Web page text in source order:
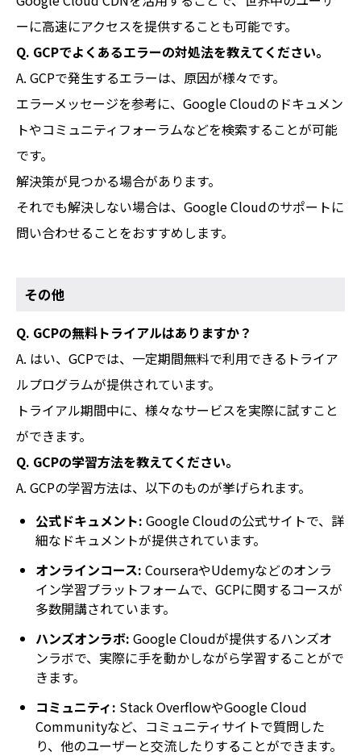
ーに高速にアクセスを提供することも可能です。
Q. GCPでよくあるエラーの対処法を教えてください。
A. GCPで発生するエラーは、原因が様々です。
エラーメッセージを参考に、Google Cloudのドキュメン
トやコミュニティフォーラムなどを検索することが可能
です。
解決策が見つかる場合があります。
それでも解決しない場合は、Google Cloudのサポートに
問い合わせることをおすすめします。
その他
Q. GCPの無料トライアルはありますか？
A. はい、GCPでは、一定期間無料で利用できるトライア
ルプログラムが提供されています。
トライアル期間中に、様々なサービスを実際に試すこと
ができます。
Q. GCPの学習方法を教えてください。
A. GCPの学習方法は、以下のものが挙げられます。
公式ドキュメント: Google Cloudの公式サイトで、詳
細なドキュメントが提供されています。
オンラインコース: CourseraやUdemyなどのオンラ
イン学習プラットフォームで、GCPに関するコースが
多数開講されています。
ハンズオンラボ: Google Cloudが提供するハンズオ
ンラボで、実際に手を動かしながら学習することがで
きます。
コミュニティ: Stack OverflowやGoogle Cloud
Communityなど、コミュニティサイトで質問した
り、他のユーザーと交流したりすることができます。